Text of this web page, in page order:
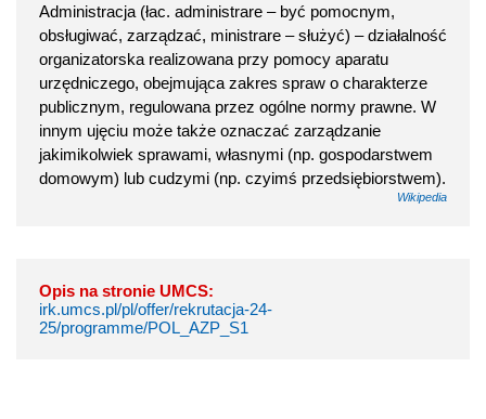
Administracja (łac. administrare – być pomocnym,
obsługiwać, zarządzać, ministrare – służyć) – działalność
organizatorska realizowana przy pomocy aparatu
urzędniczego, obejmująca zakres spraw o charakterze
publicznym, regulowana przez ogólne normy prawne. W
innym ujęciu może także oznaczać zarządzanie
jakimikolwiek sprawami, własnymi (np. gospodarstwem
domowym) lub cudzymi (np. czyimś przedsiębiorstwem).
Wikipedia
Opis na stronie UMCS:
irk.umcs.pl/pl/offer/rekrutacja-24-
25/programme/POL_AZP_S1